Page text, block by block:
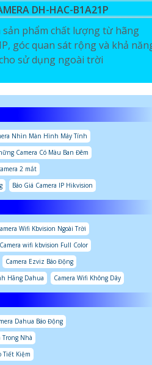
DH-HAC-B1A21P
sản phẩm chất lượng từ hãng
góc quan sát rộng và khả
sử dụng ngoài trời
Nhìn Màn Hình Máy Tính
Camera Có Màu Ban Đêm
2 mắt
Báo Giá Camera IP Hikvision
Wifi Kbvision Ngoài Trời
Camera wifi kbvision Full Color
Camera Ezviz Báo Động
Hãng Dahua
Camera Wifi Không Dây
Dahua Báo Động
Trong Nhà
Tiết Kiệm